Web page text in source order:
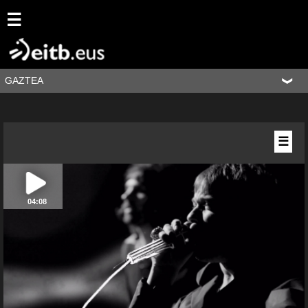
☰
GAZTEA
04:08
☰